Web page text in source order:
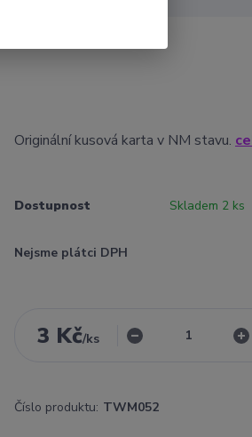
Originální kusová karta v NM stavu.
Dostupnost Skladem 2 ks
Nejsme plátci DPH
3 Kč/ks
Číslo produktu: TWM052